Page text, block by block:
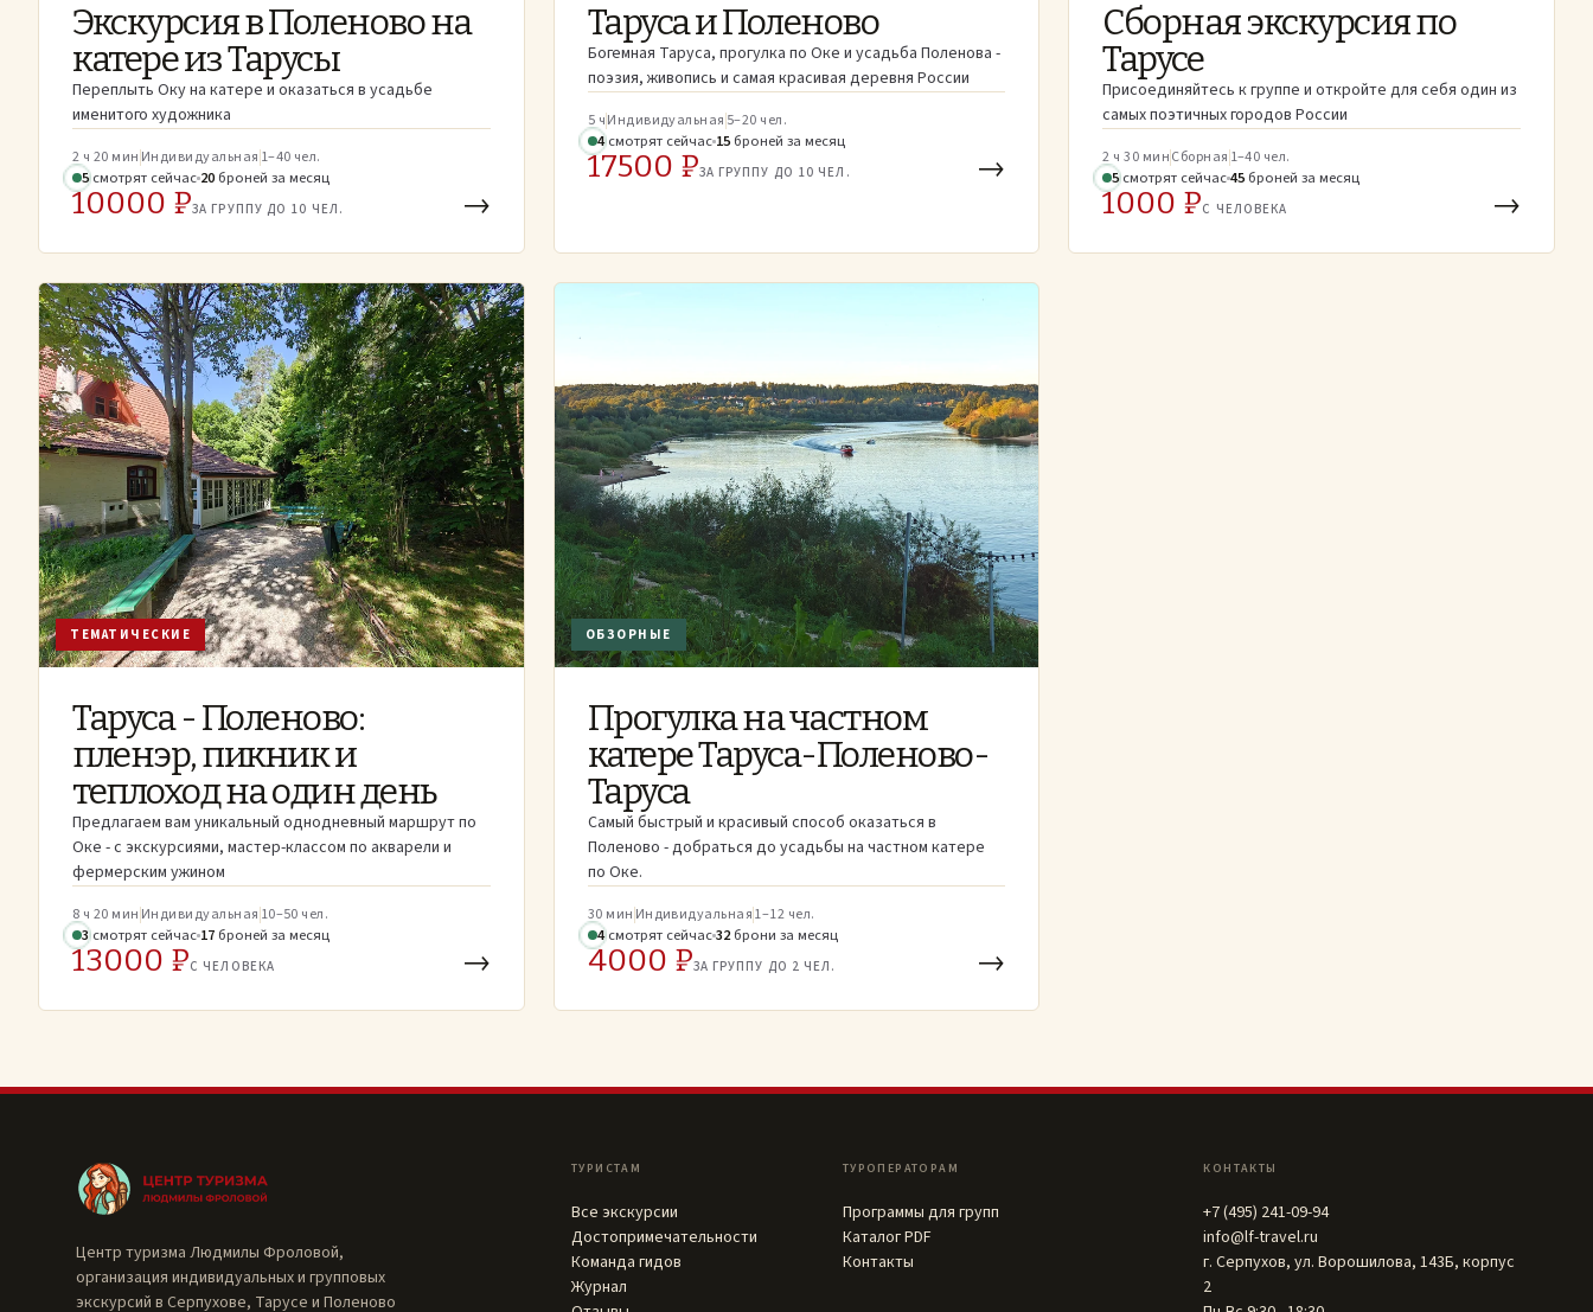
Экскурсия в Поленово на
катере из Тарусы
Переплыть Оку на катере и оказаться в усадьбе
именитого художника
2 ч 20 мин Индивидуальная 1–40 чел.
6 смотрят сейчас 20 броней за месяц
10000 ₽ЗА ГРУППУ ДО 10 ЧЕЛ. →
Таруса и Поленово
Богемная Таруса, прогулка по Оке и усадьба Поленова -
поэзия, живопись и самая красивая деревня России
5 чИндивидуальная 5–20 чел.
4 смотрятсейчас15 броней за месяц
17500 ₽ЗА ГРУППУ ДО 10 ЧЕЛ. →
Сборная экскурсия по
Тарусе
Присоединяйтесь к группе и откройте для себя один из
самых поэтичных городов России
2 ч 30 минСборная 1–40 чел.
5 смотрят сейчас45 броней за месяц
1000 ₽С ЧЕЛОВЕКА →
ТЕМАТИЧЕСКИЕ
Таруса - Поленово:
пленэр, пикник и
теплоход на один день
Предлагаем вам уникальный однодневный маршрут по
Оке - с экскурсиями, мастер-классом по акварели и
фермерским ужином
8 ч 20 мин Индивидуальная 10–50 чел.
3 смотрят сейчас 17 броней за месяц
13000 ₽С ЧЕЛОВЕКА →
ОБЗОРНЫЕ
Прогулка на частном
катере Таруса-Поленово-
Таруса
Самый быстрый и красивый способ оказаться в
Поленово - добраться до усадьбы на частном катере
по Оке.
30 мин Индивидуальная1–12 чел.
5 смотрятсейчас32 брони за месяц
4000 ₽ЗА ГРУППУ ДО 2 ЧЕЛ. →
Центр туризма Людмилы Фроловой,
организация индивидуальных и групповых
экскурсий в Серпухове, Тарусе и Поленово
ТУРИСТАМ
Все экскурсии
Достопримечательности
Команда гидов
Журнал
ТУРОПЕРАТОРАМ
Программы для групп
Каталог PDF
Контакты
КОНТАКТЫ
+7 (495) 241-09-94
info@lf-travel.ru
г. Серпухов, ул. Ворошилова, 143Б, корпус
2